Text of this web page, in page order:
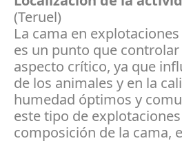
(Teruel)
La cama en
es un punto que
aspecto crítico, ya que
de los animales y en la
humedad óptimos y
este tipo de
composición de la cama,